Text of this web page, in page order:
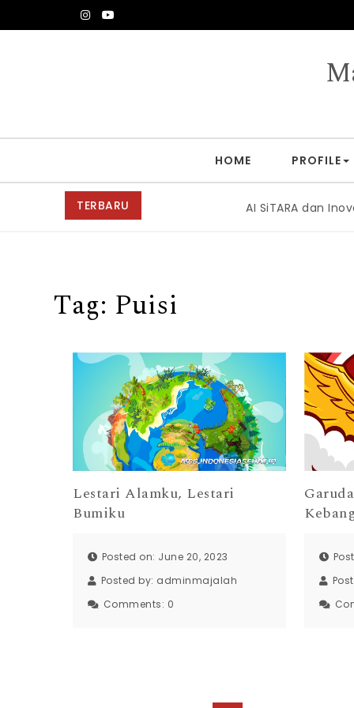
Skip to content
HOME PROFILE
TERBARU AI SiTARA dan Inovasi
Tag: Puisi
Lestari Alamku, Lestari
Bumiku
Posted on: June 20, 2023
Posted by: adminmajalah
Comments: 0